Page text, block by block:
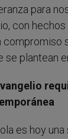
para
con
compromiso
se plantean
es hoy